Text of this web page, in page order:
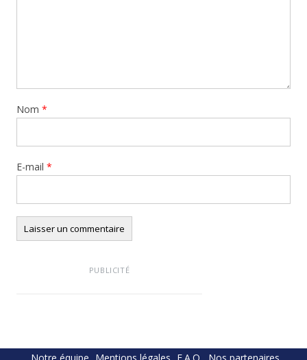
Nom *
E-mail *
PUBLICITÉ